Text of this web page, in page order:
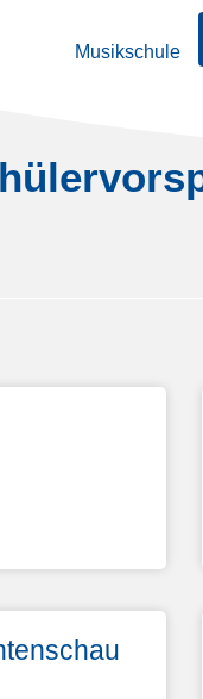
Musikschule